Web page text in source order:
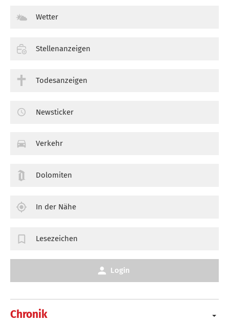
Chronik
Wetter
Stellenanzeigen
Todesanzeigen
Newsticker
Verkehr
Dolomiten
In der Nähe
Lesezeichen
Login